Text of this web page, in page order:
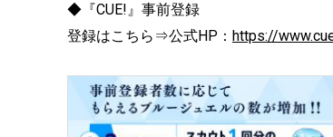
◆『CUE!』事前登録
登録はこちら⇒公式HP： https://